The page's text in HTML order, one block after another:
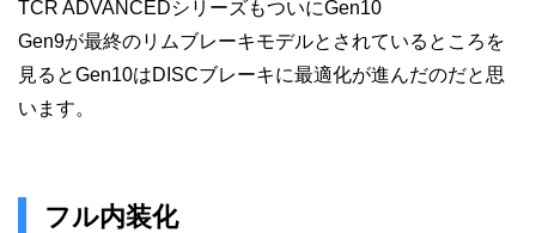
TCR ADVANCEDシリーズもついにGen10
Gen9が最終のリムブレーキモデルとされているところを
見るとGen10はDISCブレーキに最適化が進んだのだと思
います。
フル内装化